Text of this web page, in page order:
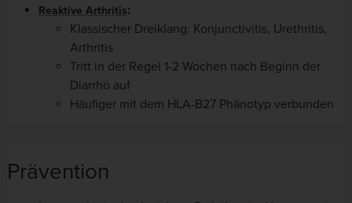
Reaktive Arthritis:
Klassischer Dreiklang: Konjunctivitis, Urethritis,
Arthritis
Tritt in der Regel 1-2 Wochen nach Beginn der
Diarrhö auf
Häufiger mit dem HLA-B27 Phänotyp verbunden
Prävention